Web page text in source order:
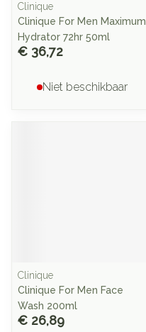
Clinique
Clinique For Men Maximum
Hydrator 72hr 50ml
€ 36,72
Niet beschikbaar
Clinique
Clinique For Men Face
Wash 200ml
€ 26,89